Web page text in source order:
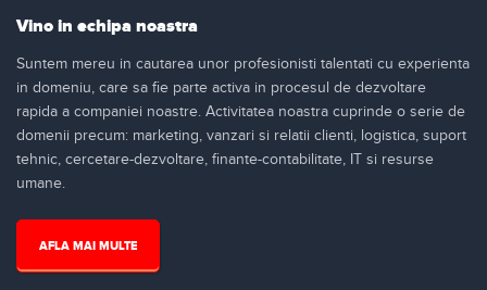
Vino in echipa noastra
Suntem mereu in cautarea unor profesionisti talentati cu experienta
in domeniu, care sa fie parte activa in procesul de dezvoltare
rapida a companiei noastre. Activitatea noastra cuprinde o serie de
domenii precum: marketing, vanzari si relatii clienti, logistica, suport
tehnic, cercetare-dezvoltare, finante-contabilitate, IT si resurse
umane.
AFLA MAI MULTE